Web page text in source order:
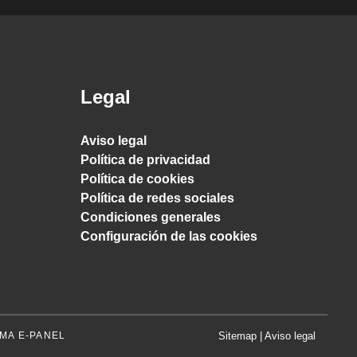
Legal
Aviso legal
Política de privacidad
Política de cookies
Política de redes sociales
Condiciones generales
Configuración de las cookies
E-PANEL Sitemap| Aviso legal